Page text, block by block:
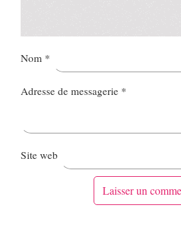
Nom *
Adresse de messagerie *
Site web